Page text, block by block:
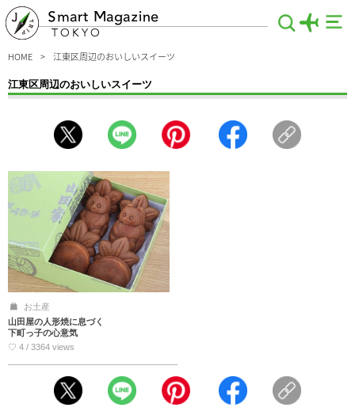
Smart Magazine
TOKYO
HOME 江東区周辺のおいしいスイーツ
江東区周辺のおいしいスイーツ
するフォトジェニックなケーキ、お店の外観やケーキもとことんおしゃれなスイー
ツ店、観光合間に「ホッ」と一息・・おいしいグルメも一緒に味わえるカフェな
お土産
山田屋の人形焼に息づく
下町っ子の心意気
♡ 4 / 3364 views